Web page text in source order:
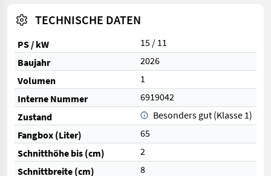
TECHNISCHE DATEN
PS / kW
15 / 11
Baujahr
2026
Volumen
1
Interne Nummer
6919042
Zustand
Besonders gut (Klasse 1)
Fangbox (Liter)
65
Schnitthöhe bis (cm)
2
Schnittbreite (cm)
8